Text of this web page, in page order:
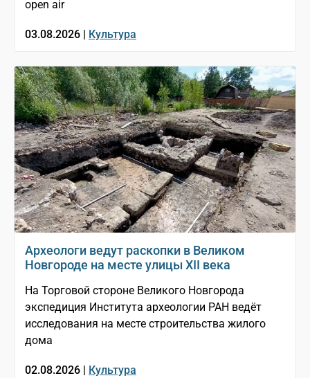
open air
03.08.2026 | Культура
Археологи ведут раскопки в Великом
Новгороде на месте улицы XII века
На Торговой стороне Великого Новгорода
экспедиция Института археологии РАН ведёт
исследования на месте строительства жилого
дома
02.08.2026 | Культура